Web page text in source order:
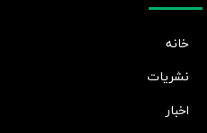
خانه
نشریات
اخبار